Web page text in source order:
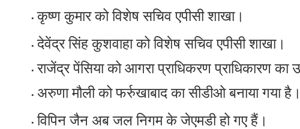
कृष्ण कुमार को विशेष सचिव एपीसी शाखा।
देवेंद्र सिंह कुशवाहा को विशेष सचिव एपीसी शाखा।
राजेंद्र पेंसिया को आगरा प्राधिकरण प्राधिकारण का
अरुणा मौली को फर्रुखाबाद का सीडीओ बनाया गया है।
विपिन जैन अब जल निगम के जेएमडी हो गए हैं।